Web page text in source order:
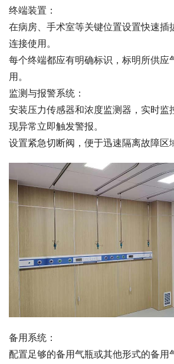
终端装置：
在病房、手术室等关键位置设置快速插
连接使用。
每个终端都应有明确标识，标明所供应
用。
监测与报警系统：
安装压力传感器和浓度监测器，实时监
现异常立即触发警报。
设置紧急切断阀，便于迅速隔离故障区
备用系统：
配置足够的备用气瓶或其他形式的备用